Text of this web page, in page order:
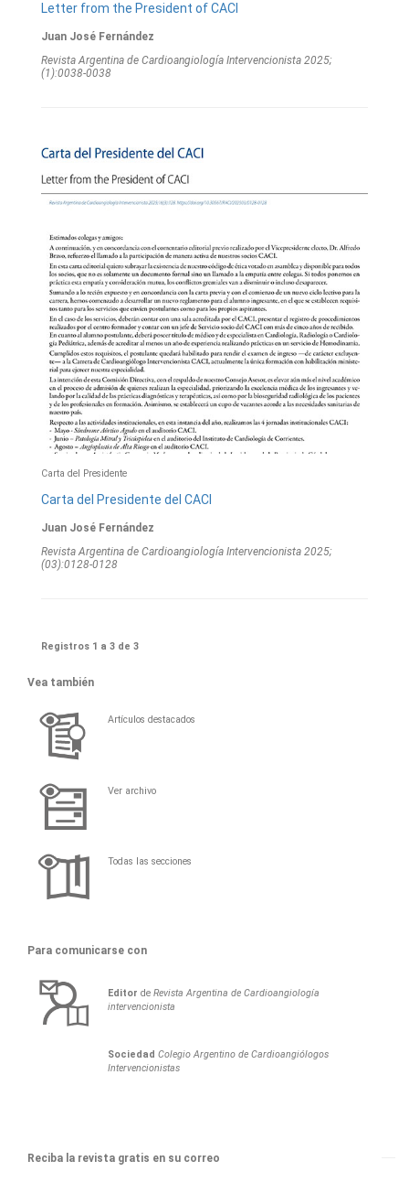
Letter from the President of CACI
Juan José Fernández
Revista Argentina de Cardioangiologí­a Intervencionista 2025;
(1):0038-0038
Carta del Presidente
Carta del Presidente del CACI
Juan José Fernández
Revista Argentina de Cardioangiologí­a Intervencionista 2025;
(03):0128-0128
Registros 1 a 3 de 3
Vea también
Artículos destacados
Ver archivo
Todas las secciones
Para comunicarse con
Editor deRevista Argentina de Cardioangiología
intervencionista
Sociedad Colegio Argentino de Cardioangiólogos
Intervencionistas
Reciba la revista gratis en su correo